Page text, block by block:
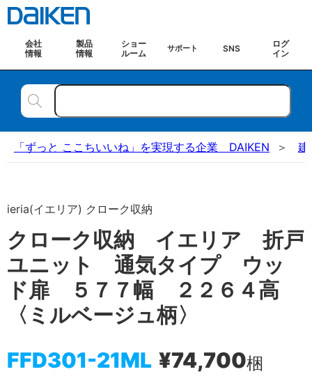
会社
情報
製品
情報
ショー
ルーム
サポート SNS
ログ
イン
「ずっと ここちいいね」を実現する企業 DAIKEN 建
ieria(イエリア) クローク収納
クローク収納 イエリア 折戸
ユニット 通気タイプ ウッ
ド扉 ５７７幅 ２２６４高
〈ミルベージュ柄〉
FFD301-21ML ¥74,700梱